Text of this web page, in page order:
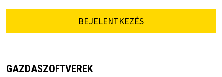
BEJELENTKEZÉS
GAZDASZOFTVEREK